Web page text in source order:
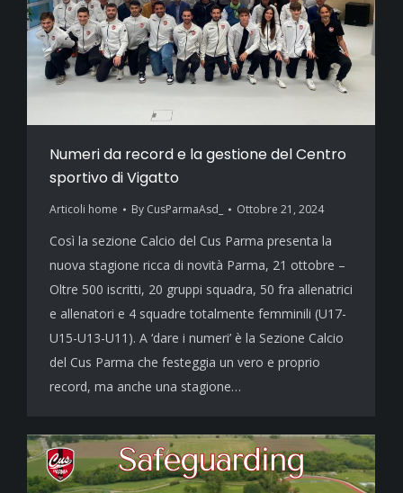
Numeri da record e la gestione del Centro
sportivo di Vigatto
Articoli home By CusParmaAsd_ Ottobre 21, 2024
Così la sezione Calcio del Cus Parma presenta la
nuova stagione ricca di novità Parma, 21 ottobre –
Oltre 500 iscritti, 20 gruppi squadra, 50 fra allenatrici
e allenatori e 4 squadre totalmente femminili (U17-
U15-U13-U11). A ‘dare i numeri’ è la Sezione Calcio
del Cus Parma che festeggia un vero e proprio
record, ma anche una stagione…